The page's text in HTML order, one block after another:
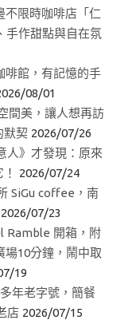
不限時咖啡店「仁
作甜點與自在氛
啡館，有記憶的手
08/01
間美，讓人想再訪
默契 2026/07/26
人》才發現：原來
2026/07/24
SiGu coffee，南
2026/07/23
Ramble 開箱，附
場10分鐘，鬧中取
19
年老字號，簡餐
店 2026/07/15